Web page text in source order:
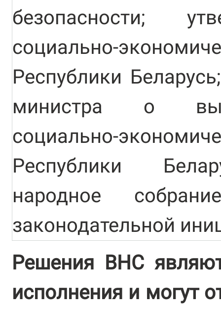
безопасности;
социально-
Республики
министра о
социально-
Республики
народное
законодательной
Решения ВНС
исполнения и могут